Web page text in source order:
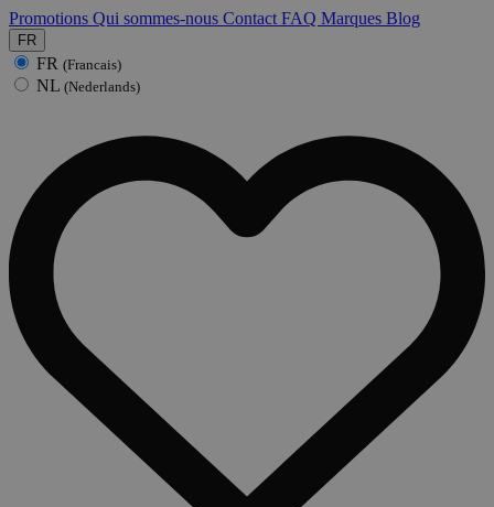
Promotions Qui sommes-nous Contact FAQ Marques Blog
FR
FR (Francais)
NL (Nederlands)